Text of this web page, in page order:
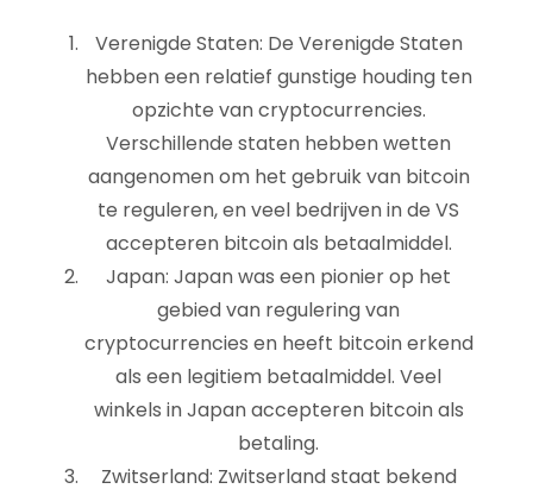
Verenigde Staten: De Verenigde Staten
hebben een relatief gunstige houding ten
opzichte van cryptocurrencies.
Verschillende staten hebben wetten
aangenomen om het gebruik van bitcoin
te reguleren, en veel bedrijven in de VS
accepteren bitcoin als betaalmiddel.
Japan: Japan was een pionier op het
gebied van regulering van
cryptocurrencies en heeft bitcoin erkend
als een legitiem betaalmiddel. Veel
winkels in Japan accepteren bitcoin als
betaling.
Zwitserland: Zwitserland staat bekend